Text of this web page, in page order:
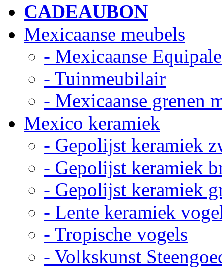
CADEAUBON
Mexicaanse meubels
- Mexicaanse
- Tuinmeubilair
- Mexicaanse grenen
Mexico keramiek
- Gepolijst keramiek
- Gepolijst keramiek
- Gepolijst keramiek
- Lente keramiek
- Tropische vogels
- Volkskunst